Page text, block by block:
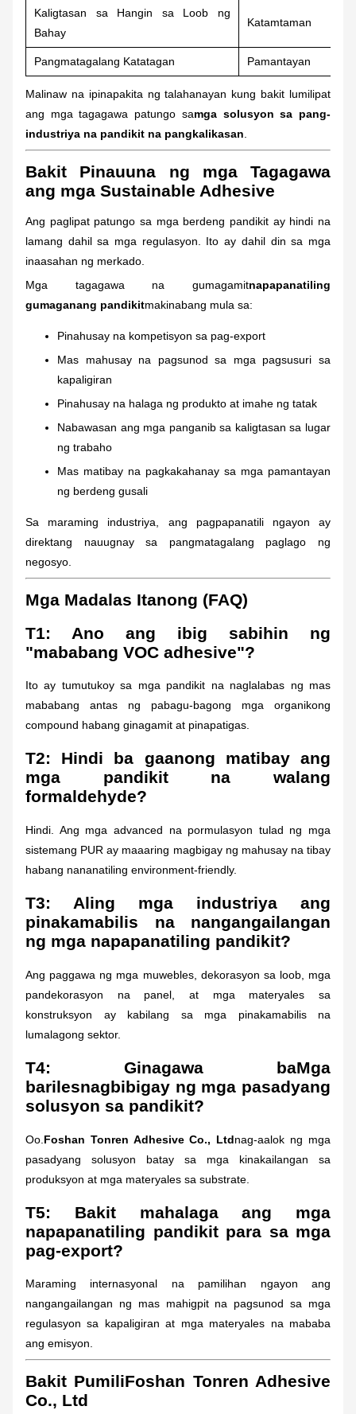
Kaligtasan sa Hangin sa Loob ng
Bahay
Katamtaman
Pangmatagalang Katatagan Pamantayan
Malinaw na ipinapakita ng talahanayan kung bakit lumilipat
ang mga tagagawa patungo samga solusyon sa pang-
industriya na pandikit na pangkalikasan
Bakit Pinauuna ng mga Tagagawa
ang mga Sustainable Adhesive
Ang paglipat patungo sa mga berdeng pandikit ay hindi na
lamang dahil sa mga regulasyon. Ito ay dahil din sa mga
inaasahan ng merkado.
Mga tagagawa na gumagamitnapapanatiling
gumaganang pandikitmakinabang mula sa:
Pinahusay na kompetisyon sa pag-export
Mas mahusay na pagsunod sa mga pagsusuri sa
kapaligiran
Pinahusay na halaga ng produkto at imahe ng tatak
Nabawasan ang mga panganib sa kaligtasan sa lugar
ng trabaho
Mas matibay na pagkakahanay sa mga pamantayan
ng berdeng gusali
Sa maraming industriya, ang pagpapanatili ngayon ay
direktang nauugnay sa pangmatagalang paglago ng
negosyo.
Mga Madalas Itanong (FAQ)
T1: Ano ang ibig sabihin ng
"mababang VOC adhesive"?
Ito ay tumutukoy sa mga pandikit na naglalabas ng mas
mababang antas ng pabagu-bagong mga organikong
compound habang ginagamit at pinapatigas.
T2: Hindi ba gaanong matibay ang
mga pandikit na walang
formaldehyde?
Hindi. Ang mga advanced na pormulasyon tulad ng mga
sistemang PUR ay maaaring magbigay ng mahusay na tibay
habang nananatiling environment-friendly.
T3: Aling mga industriya ang
pinakamabilis na nangangailangan
ng mga napapanatiling pandikit?
Ang paggawa ng mga muwebles, dekorasyon sa loob, mga
pandekorasyon na panel, at mga materyales sa
konstruksyon ay kabilang sa mga pinakamabilis na
lumalagong sektor.
T4: Ginagawa baMga
barilesnagbibigay ng mga pasadyang
solusyon sa pandikit?
Oo. Foshan Tonren Adhesive Co., Ltdnag-aalok ng mga
pasadyang solusyon batay sa mga kinakailangan sa
produksyon at mga materyales sa substrate.
T5: Bakit mahalaga ang mga
napapanatiling pandikit para sa mga
pag-export?
Maraming internasyonal na pamilihan ngayon ang
nangangailangan ng mas mahigpit na pagsunod sa mga
regulasyon sa kapaligiran at mga materyales na mababa
ang emisyon.
Bakit PumiliFoshan Tonren Adhesive
Co., Ltd